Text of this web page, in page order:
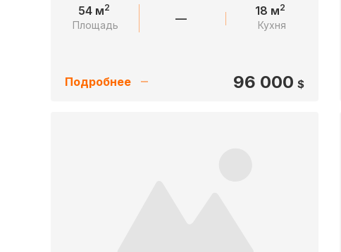
54 м2
Площадь —
18 м2
Кухня
Подробнее 96 000 $